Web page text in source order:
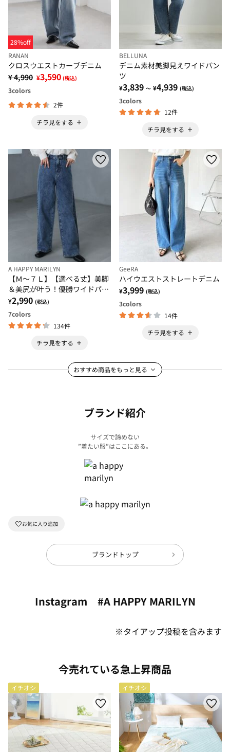
28%off
RANAN
クロスウエストカーブデニム
¥ 4,990 ¥3,590 (税込)
3colors
2件
チラ見をする
BELLUNA
デニム素材美脚見えワイドパン
ツ
¥3,839 ～ ¥4,939 (税込)
3colors
12件
チラ見をする
A HAPPY MARILYN
【Ｍ～７Ｌ】【選べる丈】美脚
＆美尻が叶う！優勝ワイドパン
ツ
¥2,990 (税込)
7colors
134件
チラ見をする
GeeRA
ハイウエストストレートデニム
¥3,999 (税込)
3colors
14件
チラ見をする
おすすめ商品をもっと見る
ブランド紹介
サイズで諦めない
”着たい服”はここにある。
ブランドトップ
Instagram #A HAPPY MARILYN
※タイアップ投稿を含みます
今売れている急上昇商品
イチオシ イチオシ